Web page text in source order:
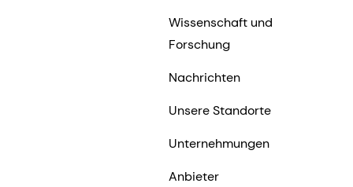
Wissenschaft und
Forschung
Nachrichten
Unsere Standorte
Unternehmungen
Anbieter